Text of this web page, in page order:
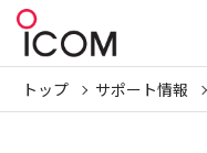
トップ サポート情報